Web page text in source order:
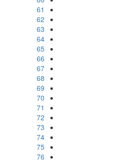
61
62
63
64
65
66
67
68
69
70
71
72
73
74
75
76